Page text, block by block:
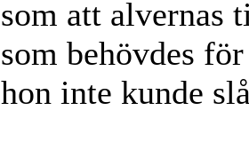
som att alvernas
som behövdes
hon inte kunde